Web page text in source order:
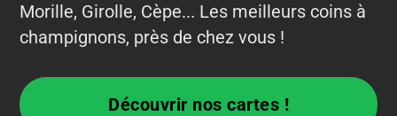
Morille, Girolle, Cèpe... Les meilleurs coins à
champignons, près de chez vous !
Découvrir nos cartes !